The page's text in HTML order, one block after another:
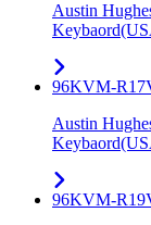
Austin
96KVM-
Austin
96KVM-